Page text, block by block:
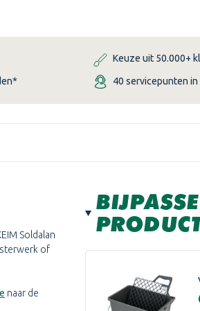
Keuze uit 50.000+
40 servicepunten
Soldalan
of
naar de